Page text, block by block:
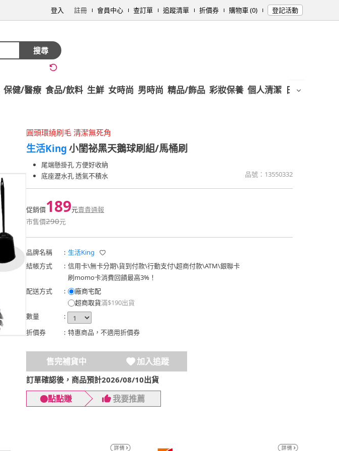
登入 註冊 會員中心 查訂單 追蹤清單 折價券 購物車 (0) 登記活動
搜尋
保健/醫療 食品/飲料 生鮮 女時尚 男時尚 精品/飾品 彩妝保養 個人清潔 日用/紙品
圓頭環繞刷毛 清潔無死角
生活King小閨祕黑天鵝球刷組/馬桶刷
尾端懸掛孔 方便好收納
底座瀝水孔 透氣不積水
品號： 13550332
促銷價189元賣貴通報
市售價290元
品牌名稱 : 生活King
結帳方式
: 信用卡\無卡分期\貨到付款\行動支付\超商付款\ATM\銀聯卡
刷momo卡消費回饋最高3%！
配送方式
:
廠商宅配
超商取貨滿$190出貨
數量
:
折價券
: 特惠商品，不適用折價券
售完補貨中 加入追蹤
訂單確認後，商品預計2026/08/10出貨
點點賺 我要推薦